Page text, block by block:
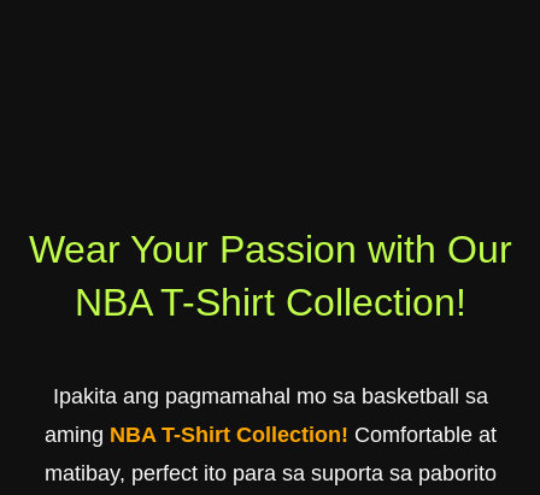
Wear Your Passion with Our
NBA T-Shirt Collection!
Ipakita ang pagmamahal mo sa basketball sa
aming NBA T-Shirt Collection! Comfortable at
matibay, perfect ito para sa suporta sa paborito